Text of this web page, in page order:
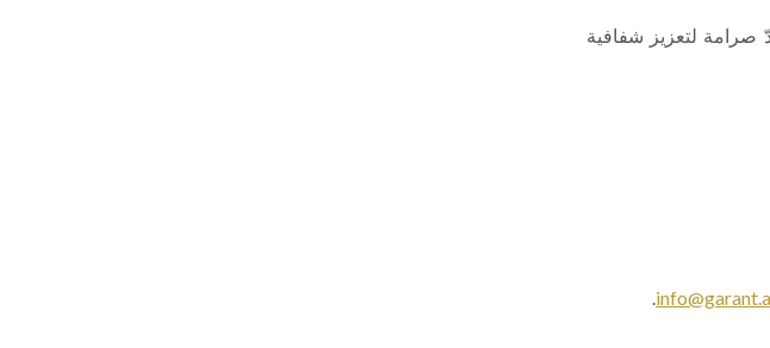
صرامة لتعزيز شفافية